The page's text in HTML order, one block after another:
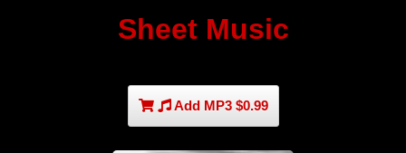
Sheet Music
Add MP3 $0.99